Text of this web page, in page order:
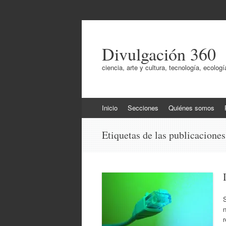
Divulgación 360
ciencia, arte y cultura, tecnología,
al
Inicio Secciones Quiénes somos
Etiquetas de las